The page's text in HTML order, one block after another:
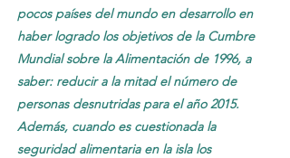
pocos países del mundo en desarrollo en
haber logrado los objetivos de la Cumbre
Mundial sobre la Alimentación de 1996, a
saber: reducir a la mitad el número de
personas desnutridas para el año 2015.
Además, cuando es cuestionada la
seguridad alimentaria en la isla los